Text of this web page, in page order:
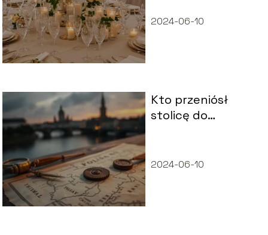
2024-06-10
Kto przeniósł
stolicę do
2024-06-10